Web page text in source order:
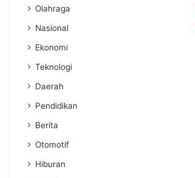
Olahraga
Nasional
Ekonomi
Teknologi
Daerah
Pendidikan
Berita
Otomotif
Hiburan